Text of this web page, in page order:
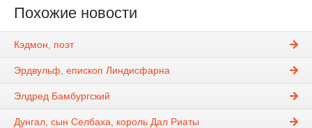
Похожие новости
Кэдмон, поэт
Эрдвульф, епископ Линдисфарна
Элдред Бамбургский
Дунгал, сын Селбаха, король Дал Риаты